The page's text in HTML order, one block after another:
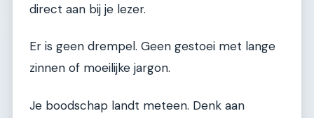
direct aan bij je lezer.
Er is geen drempel. Geen gestoei met lange
zinnen of moeilijke jargon.
Je boodschap landt meteen. Denk aan